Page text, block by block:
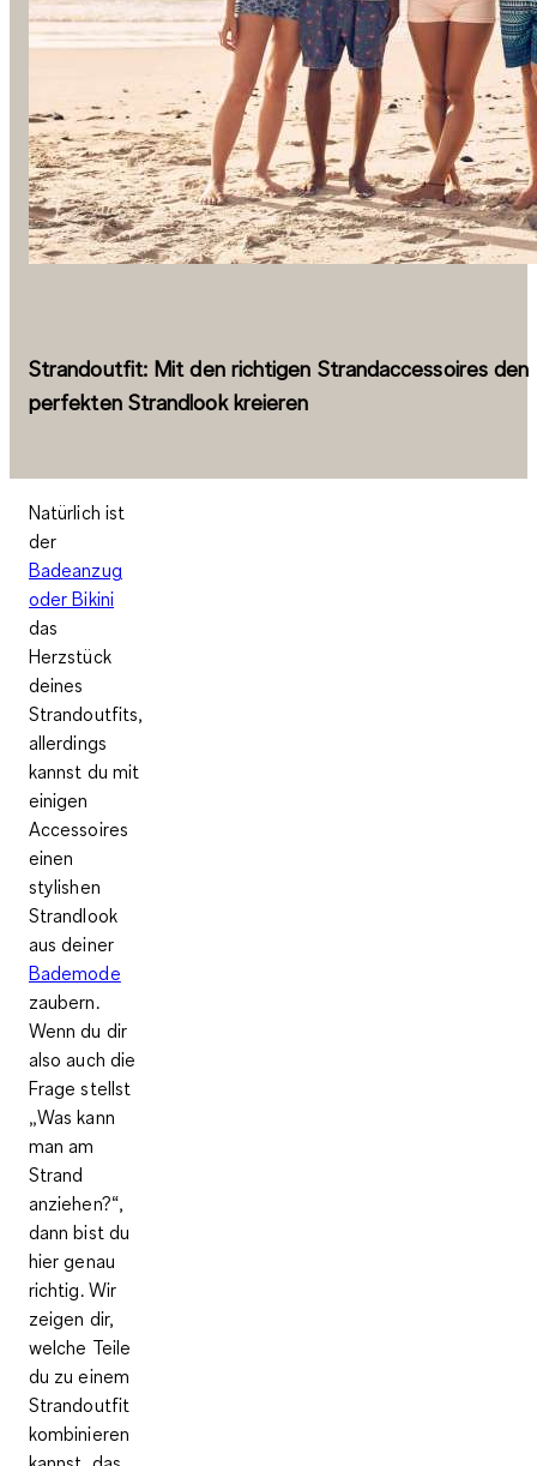
Strandoutfit: Mit den richtigen Strandaccessoires den
perfekten Strandlook kreieren
Natürlich ist
der
Badeanzug
oder Bikini
das
Herzstück
deines
Strandoutfits,
allerdings
kannst du mit
einigen
Accessoires
einen
stylishen
Strandlook
aus deiner
Bademode
zaubern.
Wenn du dir
also auch die
Frage stellst
„Was kann
man am
Strand
anziehen?“,
dann bist du
hier genau
richtig. Wir
zeigen dir,
welche Teile
du zu einem
Strandoutfit
kombinieren